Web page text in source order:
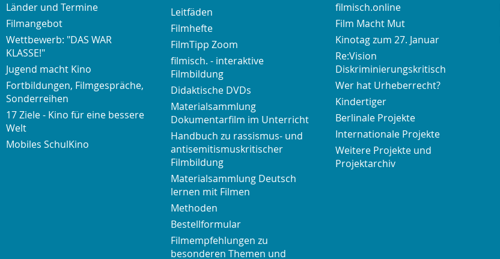
Länder und Termine
Filmangebot
Wettbewerb: "DAS WAR
KLASSE!"
Jugend macht Kino
Fortbildungen, Filmgespräche,
Sonderreihen
17 Ziele - Kino für eine bessere
Welt
Mobiles SchulKino
Leitfäden
Filmhefte
FilmTipp Zoom
filmisch. - interaktive
Filmbildung
Didaktische DVDs
Materialsammlung
Dokumentarfilm im Unterricht
Handbuch zu rassismus- und
antisemitismuskritischer
Filmbildung
Materialsammlung Deutsch
lernen mit Filmen
Methoden
Bestellformular
Filmempfehlungen zu
besonderen Themen und
filmisch.online
Film Macht Mut
Kinotag zum 27. Januar
Re:Vision
Diskriminierungskritisch
Wer hat Urheberrecht?
Kindertiger
Berlinale Projekte
Internationale Projekte
Weitere Projekte und
Projektarchiv